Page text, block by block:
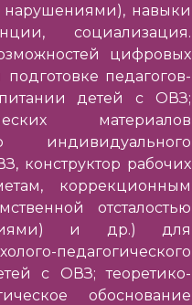
нарушениями), навыки
социализация.
цифровых
педагогов-
детей с ОВЗ;
материалов
индивидуального
конструктор рабочих
коррекционным
отсталостью
и др.) для
педагогического
с ОВЗ; теоретико-
обоснование